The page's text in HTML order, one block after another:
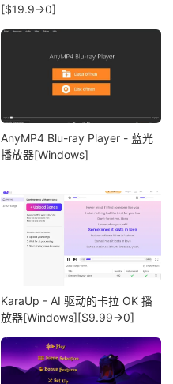
[$19.9→0]
AnyMP4 Blu-ray Player - 蓝光
播放器[Windows]
KaraUp - AI 驱动的卡拉 OK 播
放器[Windows][$9.99→0]